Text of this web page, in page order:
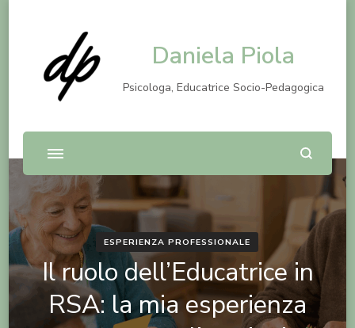
Daniela Piola
Psicologa, Educatrice Socio-Pedagogica
ESPERIENZA PROFESSIONALE
Il ruolo dell’Educatrice in
RSA: la mia esperienza